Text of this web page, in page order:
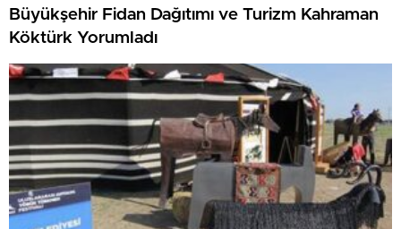
Büyükşehir Fidan Dağıtımı ve Turizm Kahraman
Köktürk Yorumladı